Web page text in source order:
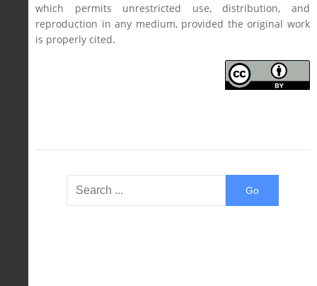
which permits unrestricted use, distribution, and
reproduction in any medium, provided the original work
is properly cited.